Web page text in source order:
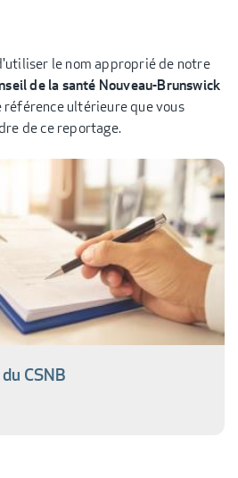
le nom approprié de notre
de la santé Nouveau-Brunswick
référence ultérieure que vous
de ce reportage.
CSNB